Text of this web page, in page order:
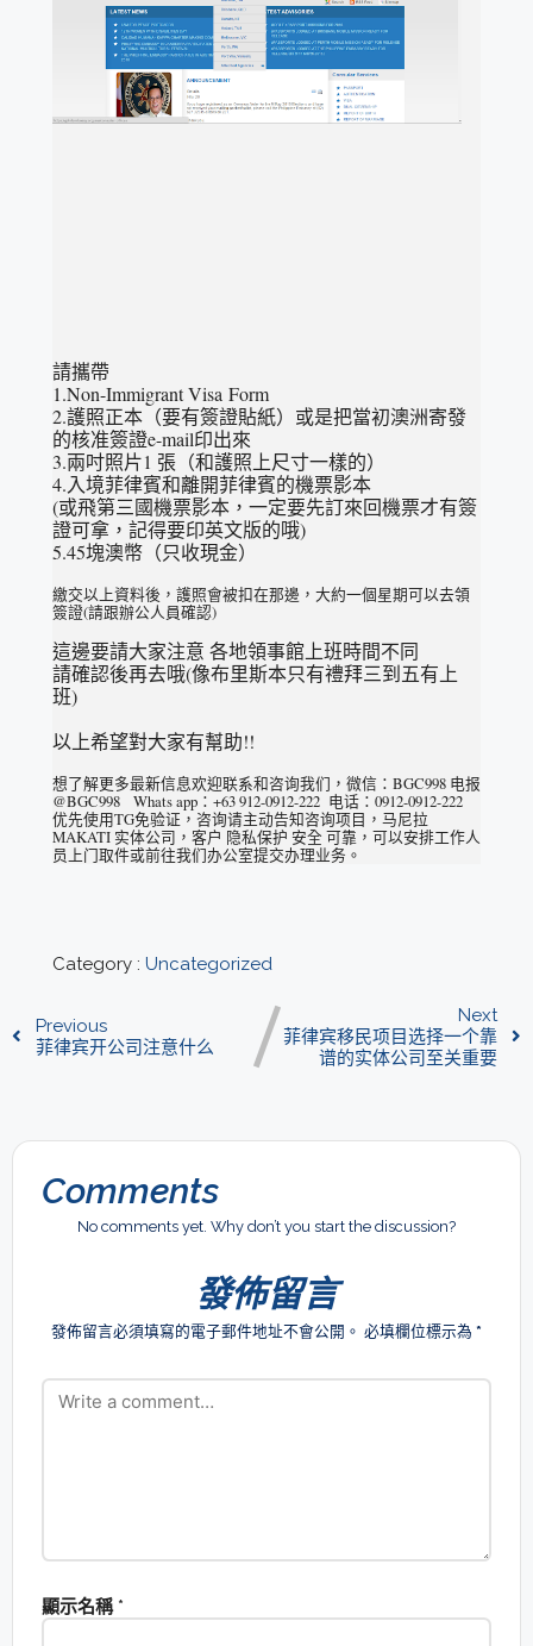
請攜帶
1.Non-Immigrant Visa Form
2.護照正本（要有簽證貼紙）或是把當初澳洲寄發
的核准簽證e-mail印出來
3.兩吋照片1 張（和護照上尺寸一樣的）
4.入境菲律賓和離開菲律賓的機票影本
(或飛第三國機票影本，一定要先訂來回機票才有簽
證可拿，記得要印英文版的哦)
5.45塊澳幣（只收現金）
繳交以上資料後，護照會被扣在那邊，大約一個星期可以去領
簽證(請跟辦公人員確認)
這邊要請大家注意 各地領事館上班時間不同
請確認後再去哦(像布里斯本只有禮拜三到五有上
班)
以上希望對大家有幫助!!
想了解更多最新信息欢迎联系和咨询我们，微信：BGC998 电报
@BGC998 Whats app：+63 912-0912-222 电话：0912-0912-222
优先使用TG免验证，咨询请主动告知咨询项目，马尼拉
MAKATI 实体公司，客户 隐私保护 安全 可靠，可以安排工作人
员上门取件或前往我们办公室提交办理业务。
Category : Uncategorized
Previous
菲律宾开公司注意什么
Next
菲律宾移民项目选择一个靠
谱的实体公司至关重要
Comments
No comments yet. Why don’t you start the discussion?
發佈留言
發佈留言必須填寫的電子郵件地址不會公開。 必填欄位標示為 *
顯示名稱 *